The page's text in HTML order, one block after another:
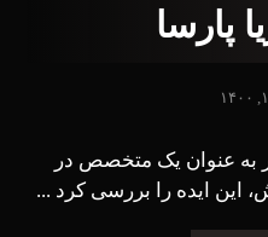
پارسا
گاردنر به عنوان یک متخصص در
ایده را بررسی کرد ...